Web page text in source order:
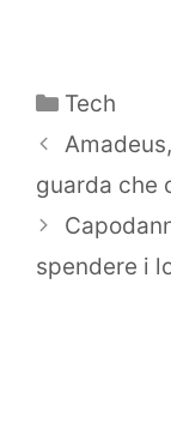
Categorie
Tech
guarda che
spendere i